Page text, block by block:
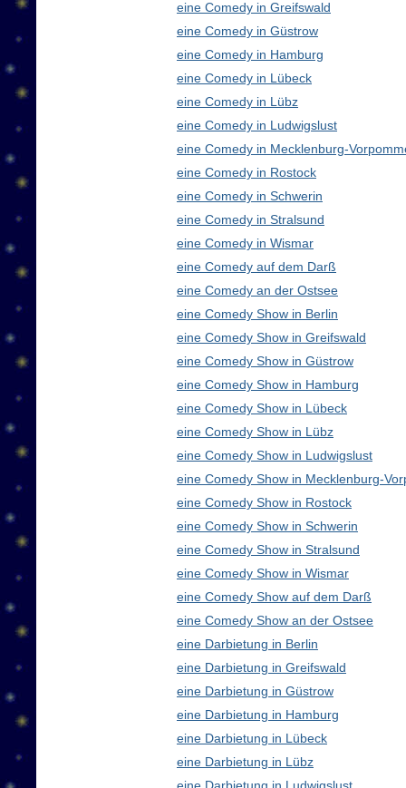
eine Comedy in Greifswald
eine Comedy in Güstrow
eine Comedy in Hamburg
eine Comedy in Lübeck
eine Comedy in Lübz
eine Comedy in Ludwigslust
eine Comedy in Mecklenburg-
eine Comedy in Rostock
eine Comedy in Schwerin
eine Comedy in Stralsund
eine Comedy in Wismar
eine Comedy auf dem Darß
eine Comedy an der Ostsee
eine Comedy Show in Berlin
eine Comedy Show in Greifswald
eine Comedy Show in Güstrow
eine Comedy Show in Hamburg
eine Comedy Show in Lübeck
eine Comedy Show in Lübz
eine Comedy Show in Ludwigslust
eine Comedy Show in Mecklenburg-
eine Comedy Show in Rostock
eine Comedy Show in Schwerin
eine Comedy Show in Stralsund
eine Comedy Show in Wismar
eine Comedy Show auf dem Darß
eine Comedy Show an der Ostsee
eine Darbietung in Berlin
eine Darbietung in Greifswald
eine Darbietung in Güstrow
eine Darbietung in Hamburg
eine Darbietung in Lübeck
eine Darbietung in Lübz